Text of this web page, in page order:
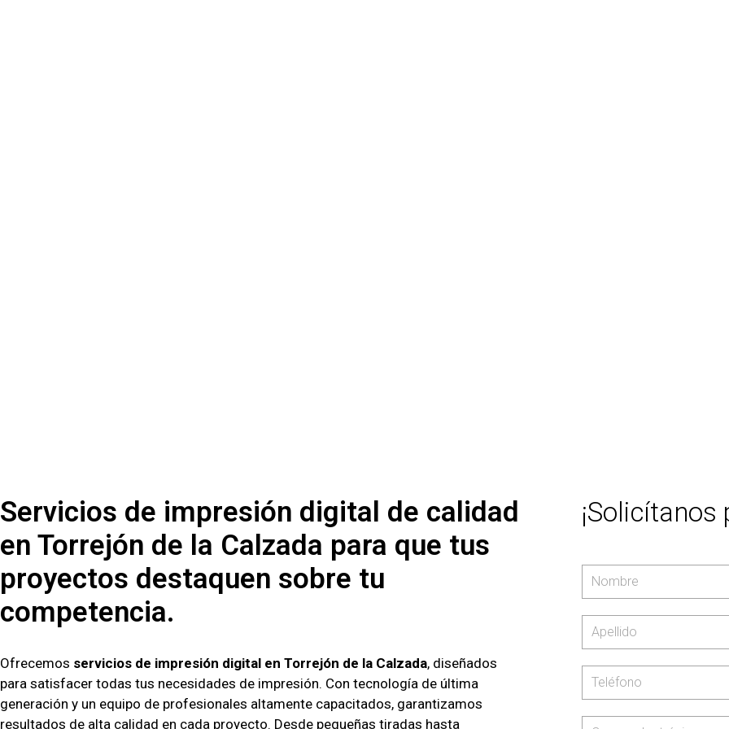
Servicios de impresión digital de calidad
en Torrejón de la Calzada para que tus
proyectos destaquen sobre tu
competencia.
Ofrecemos servicios de impresión digital en Torrejón de la Calzada, diseñados
para satisfacer todas tus necesidades de impresión. Con tecnología de última
generación y un equipo de profesionales altamente capacitados, garantizamos
resultados de alta calidad en cada proyecto. Desde pequeñas tiradas hasta
¡Solicítanos